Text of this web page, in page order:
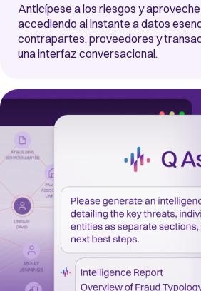
Anticípese a los riesgos y
accediendo al instante a datos
contrapartes, proveedores y
una interfaz conversacional.